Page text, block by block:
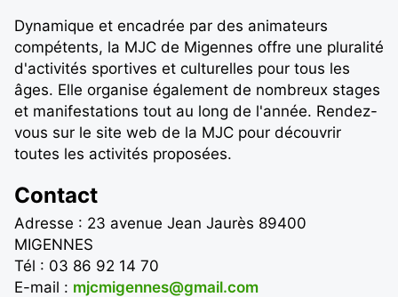
Dynamique et encadrée par des animateurs
compétents, la MJC de Migennes offre une pluralité
d'activités sportives et culturelles pour tous les
âges. Elle organise également de nombreux stages
et manifestations tout au long de l'année. Rendez-
vous sur le site web de la MJC pour découvrir
toutes les activités proposées.
Contact
Adresse : 23 avenue Jean Jaurès 89400
MIGENNES
Tél : 03 86 92 14 70
E-mail : mjcmigennes@gmail.com